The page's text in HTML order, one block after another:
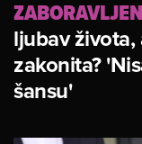
ljubav
zakonita?
šansu'